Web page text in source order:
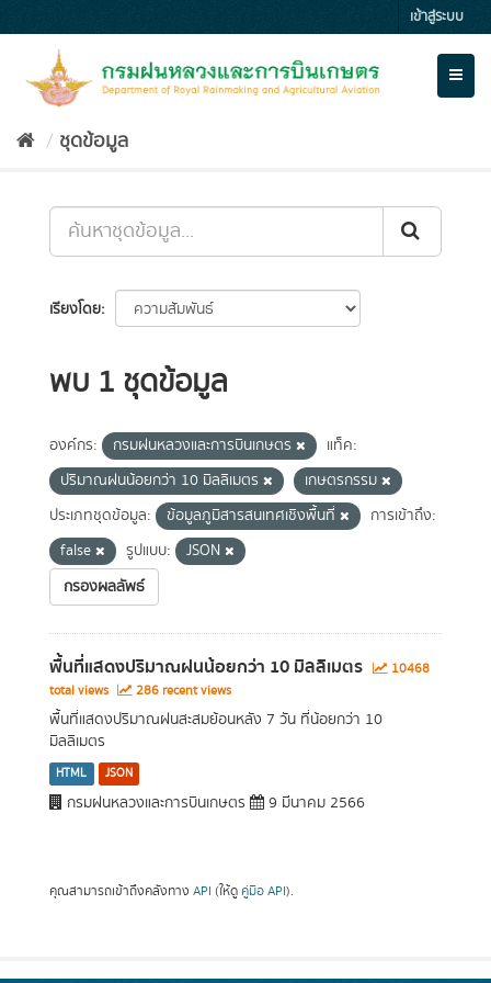
to
เข้าสู่ระบบ
ชุดข้อมูล
เรียงโดย
พบ 1 ชุดข้อมูล
องค์กร: กรมฝนหลวงและการบินเกษตร
แท็ค:
ปริมาณฝนน้อยกว่า 10 มิลลิเมตร
เกษตรกรรม
ประเภทชุดข้อมูล:
ข้อมูลภูมิสารสนเทศเชิงพื้นที่
การเข้าถึง:
false
รูปแบบ:
JSON
กรองผลลัพธ์
พื้นที่แสดงปริมาณฝนน้อยกว่า 10 มิลลิเมตร
10468
total views
286 recent views
พื้นที่แสดงปริมาณฝนสะสมย้อนหลัง 7 วัน ที่น้อยกว่า 10
มิลลิเมตร
HTML JSON
กรมฝนหลวงและการบินเกษตร 9 มีนาคม 2566
คุณสามารถเข้าถึงคลังทาง API (ให้ดู คู่มือ API).